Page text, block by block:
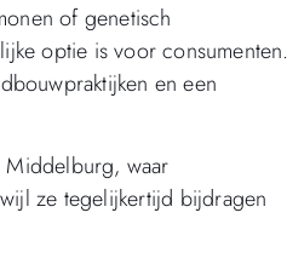
of genetisch
optie is voor consumenten.
en een
waar
ze tegelijkertijd bijdragen